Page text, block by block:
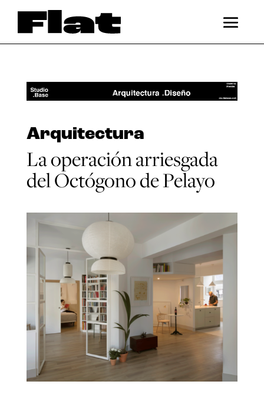
Arquitectura
La operación arriesgada
del Octógono de Pelayo